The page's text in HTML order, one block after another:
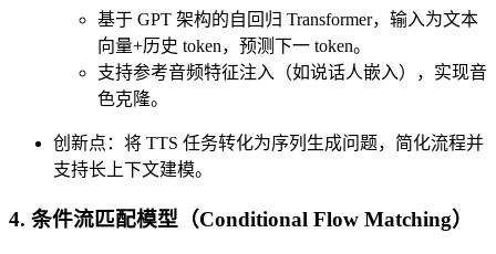
基于 GPT 架构的自回归 Transformer，输入为文本
向量+历史 token，预测下一 token。
支持参考音频特征注入（如说话人嵌入），实现音
色克隆。
​​创新点​​：将 TTS 任务转化为序列生成问题，简化流程并
支持长上下文建模。
4. ​​条件流匹配模型（Conditional Flow Matching）​​